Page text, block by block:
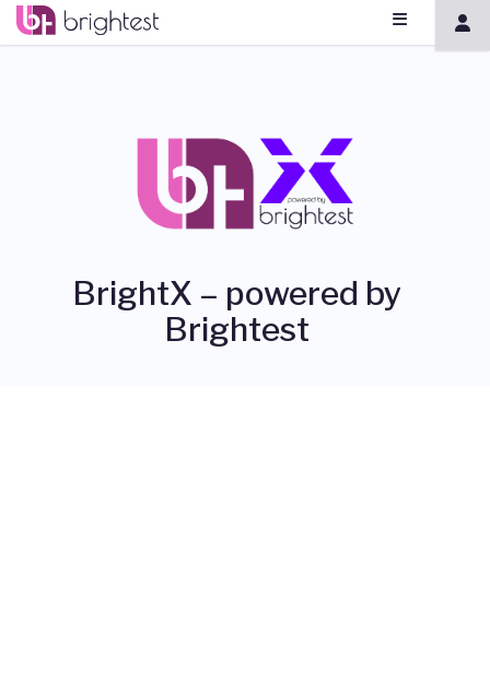
BrightX – powered by
Brightest